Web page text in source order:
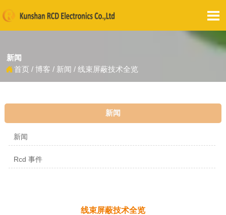

新闻
首页 / 博客 / 新闻 / 线束屏蔽技术全览
新闻
新闻
Rcd 事件
线束屏蔽技术全览